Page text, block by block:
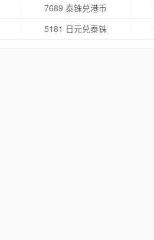
7689 泰铢兑港币
5181 日元兑泰铢